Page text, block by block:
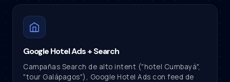
Google Hotel Ads + Search
Campañas Search de alto intent ("hotel Cumbayá",
"tour Galápagos"), Google Hotel Ads con feed de